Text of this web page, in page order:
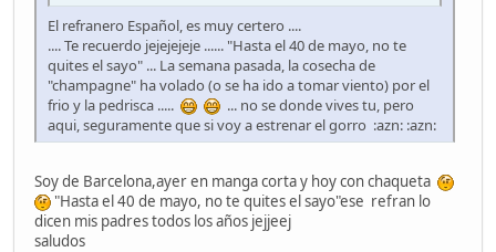
El refranero Español, es muy certero ....
.... Te recuerdo jejejejeje ...... "Hasta el 40 de mayo, no te
quites el sayo" ... La semana pasada, la cosecha de
"champagne" ha volado (o se ha ido a tomar viento) por el
frio y la pedrisca .....
... no se donde vives tu, pero
aqui, seguramente que si voy a estrenar el gorro :azn: :azn:
Soy de Barcelona,ayer en manga corta y hoy con chaqueta
"Hasta el 40 de mayo, no te quites el sayo"ese refran lo
dicen mis padres todos los años jejjeej
saludos